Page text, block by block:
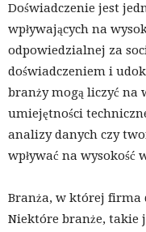
Doświadczenie jest
wpływających na
odpowiedzialnej za
doświadczeniem i
branży mogą liczyć na
umiejętności
analizy danych czy
wpływać na wysokość
Branża, w której firma
Niektóre branże, takie